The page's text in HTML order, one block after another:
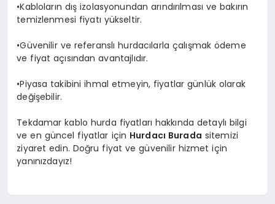
•Kabloların dış izolasyonundan arındırılması ve bakırın
temizlenmesi fiyatı yükseltir.
•Güvenilir ve referanslı hurdacılarla çalışmak ödeme
ve fiyat açısından avantajlıdır.
•Piyasa takibini ihmal etmeyin, fiyatlar günlük olarak
değişebilir.
Tekdamar kablo hurda fiyatları hakkında detaylı bilgi
ve en güncel fiyatlar için Hurdacı Burada sitemizi
ziyaret edin. Doğru fiyat ve güvenilir hizmet için
yanınızdayız!